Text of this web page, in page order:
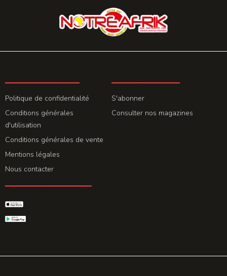
Politique de confidentialité
Conditions générales
d'utilisation
Conditions générales de vente
Mentions légales
Nous contacter
S'abonner
Consulter nos magazines